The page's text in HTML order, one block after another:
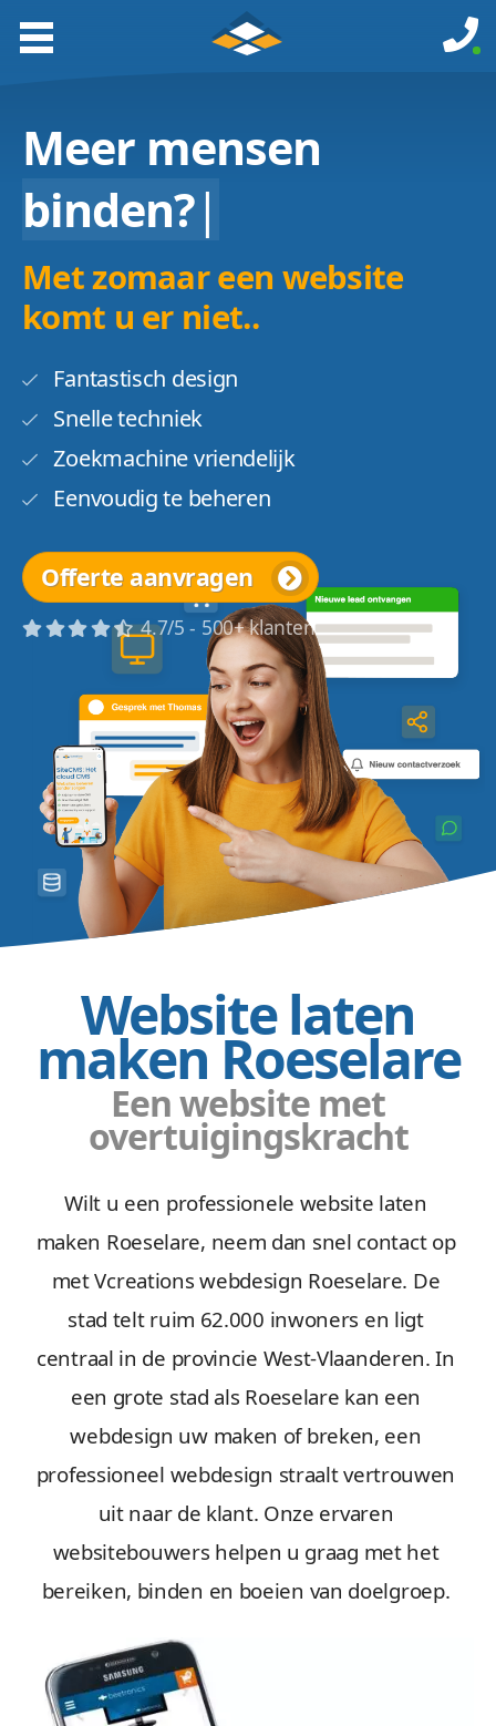
Website laten
maken Roeselare
Een website met
overtuigingskracht
Wilt u een professionele website laten
maken Roeselare, neem dan snel contact op
met Vcreations webdesign Roeselare. De
stad telt ruim 62.000 inwoners en ligt
centraal in de provincie West-Vlaanderen. In
een grote stad als Roeselare kan een
webdesign uw maken of breken, een
professioneel webdesign straalt vertrouwen
uit naar de klant. Onze ervaren
websitebouwers helpen u graag met het
bereiken, binden en boeien van doelgroep.
Meer mensen
binden?|
Met zomaar een website
komt u er niet..
Fantastisch design
Snelle techniek
Zoekmachine vriendelijk
Eenvoudig te beheren
Offerte aanvragen
4.7/5 - 500+ klanten